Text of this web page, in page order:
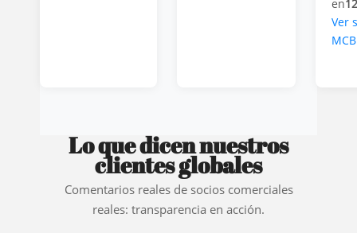
en
Ver
Lo que dicen nuestros
clientes globales
Comentarios reales de socios comerciales
reales: transparencia en acción.